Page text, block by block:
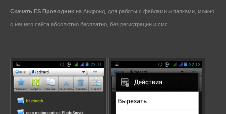
Скачать ES Проводник на Андроид, для работы с файлами и папками, можно
с нашего сайта абсолютно бесплатно, без регистрации и смс.